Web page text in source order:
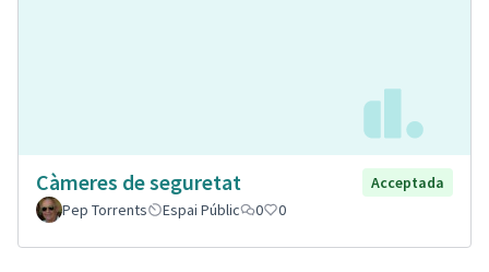
Càmeres de seguretat
Acceptada
Pep Torrents
Espai Públic 0 0